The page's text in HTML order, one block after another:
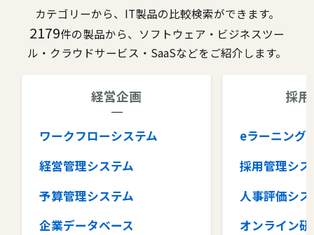
カテゴリーから、IT製品の比較検索ができます。
2179件の製品から、ソフトウェア・ビジネスツー
ル・クラウドサービス・SaaSなどをご紹介します。
経営企画
ワークフローシステム
経営管理システム
予算管理システム
企業データベース
採
eラーニング
採用管理シス
人事評価シ
オンライン研